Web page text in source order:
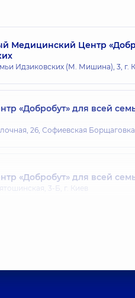
диагностики,25 лет опыта
Медицинский Центр
Идзиковских (М. Мишина), 3, г.
«Добробут» для всей
26, Софиевская Борщаговка
«Добробут» для всей
3-Б, г. Киев